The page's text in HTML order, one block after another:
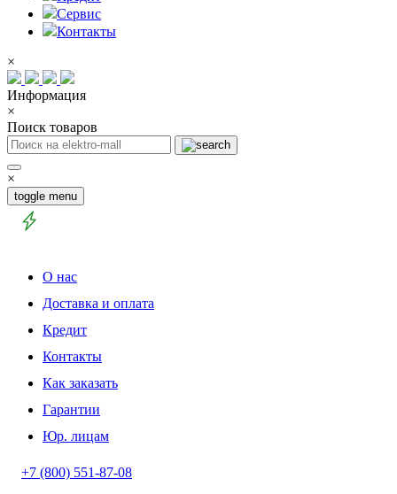
Сервис
Контакты
×
Информация
×
Поиск товаров
×
toggle menu
О нас
Доставка и оплата
Кредит
Контакты
Как заказать
Гарантии
Юр. лицам
+7 (800) 551-87-08